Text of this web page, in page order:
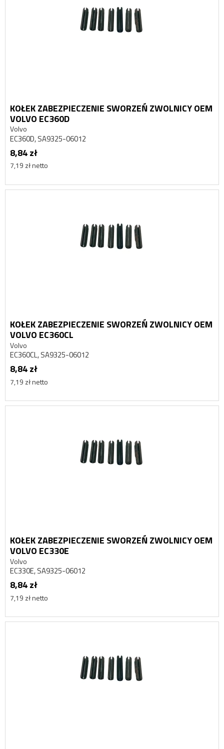
KOŁEK ZABEZPIECZENIE SWORZEŃ ZWOLNICY OEM
VOLVO EC360D
Volvo
EC360D, SA9325-06012
8,84 zł
7,19 zł netto
KOŁEK ZABEZPIECZENIE SWORZEŃ ZWOLNICY OEM
VOLVO EC360CL
Volvo
EC360CL, SA9325-06012
8,84 zł
7,19 zł netto
KOŁEK ZABEZPIECZENIE SWORZEŃ ZWOLNICY OEM
VOLVO EC330E
Volvo
EC330E, SA9325-06012
8,84 zł
7,19 zł netto